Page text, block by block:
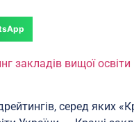
закладів вищої освіти
серед яких